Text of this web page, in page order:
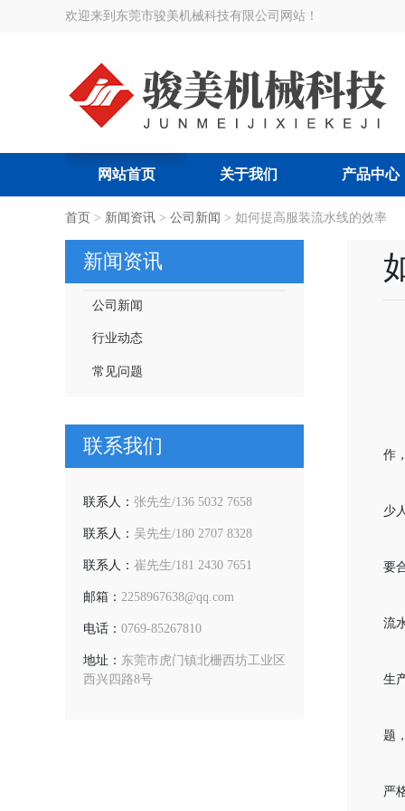
欢迎来到东莞市骏美机械科技有限公司网站！
网站首页 关于我们 产品中心
搜索关键词: 智能节拍流水线 | 智能吊挂流水线 | 服装厂智
首页 > 新闻资讯 > 公司新闻 > 如何提高服装流水线的效率
作
少
要
流
生
题
严
新闻资讯
公司新闻
行业动态
常见问题
联系我们
联系人： 张先生/136 5032 7658
联系人： 吴先生/180 2707 8328
联系人： 崔先生/181 2430 7651
邮箱： 2258967638@qq.com
电话： 0769-85267810
地址： 东莞市虎门镇北栅西坊工业区
西兴四路8号